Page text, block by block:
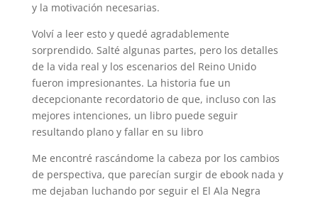
y la motivación necesarias.
Volví a leer esto y quedé agradablemente
sorprendido. Salté algunas partes, pero los detalles
de la vida real y los escenarios del Reino Unido
fueron impresionantes. La historia fue un
decepcionante recordatorio de que, incluso con las
mejores intenciones, un libro puede seguir
resultando plano y fallar en su libro
Me encontré rascándome la cabeza por los cambios
de perspectiva, que parecían surgir de ebook nada y
me dejaban luchando por seguir el El Ala Negra